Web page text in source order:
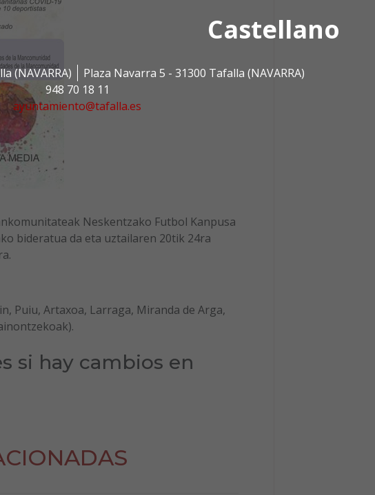
Castellano
(NAVARRA)
Plaza Navarra 5 - 31300 Tafalla (NAVARRA)
948 70 18 11
ayuntamiento@tafalla.es
Neskentzako Futbol Kanpusa
bideratua da eta uztailaren 20tik 24ra
Puiu, Artaxoa, Larraga, Miranda de Arga,
si hay cambios en